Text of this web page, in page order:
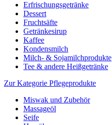
Erfrischungsgetränke
Dessert
Fruchtsäfte
Getränkesirup
Kaffee
Kondensmilch
Milch- & Sojamilchprodukte
Tee & andere Heißgetränke
Zur Kategorie Pflegeprodukte
Miswak und Zubehör
Massageöl
Seife